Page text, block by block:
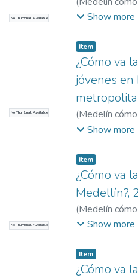
No Thumbnail Available
Meneses,
Hoyos Barba,
Fernando;
Show more
No Thumbnail Available
Item
¿Cómo va
jóvenes
(Medelín
Meneses,
Hoyos Barba,
Fernando;
Show more
No Thumbnail Available
Item
¿Cómo va
Medellín?,
(Medelín
Meneses,
Hoyos Barba,
Fernando;
Show more
Item
¿Cómo va